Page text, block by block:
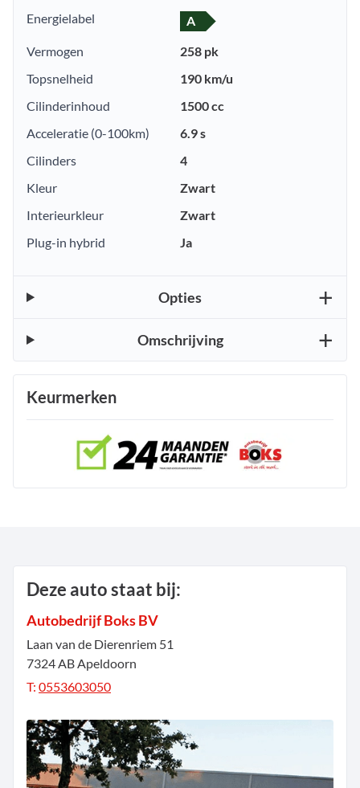
Energielabel
A
Vermogen
258 pk
Topsnelheid
190 km/u
Cilinderinhoud
1500 cc
Acceleratie (0-100km)
6.9 s
Cilinders
4
Kleur
Zwart
Interieurkleur
Zwart
Plug-in hybrid
Ja
Opties
Omschrijving
Keurmerken
Deze auto staat bij:
Autobedrijf Boks BV
Laan van de Dierenriem 51
7324 ABApeldoorn
T: 0553603050